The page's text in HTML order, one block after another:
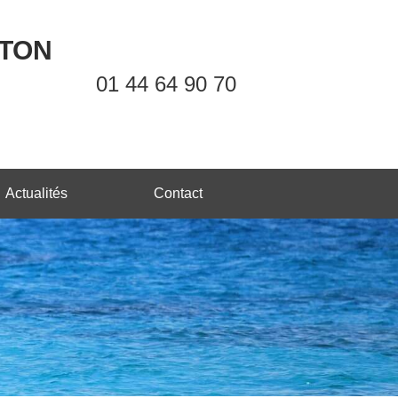
01 44 64 90 70
Actualités Contact